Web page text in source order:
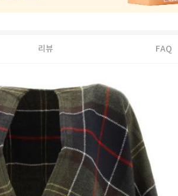
리뷰 FAQ